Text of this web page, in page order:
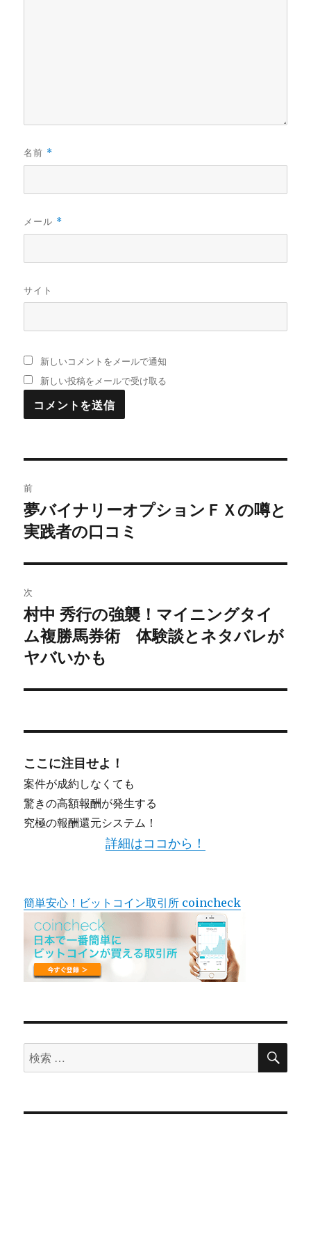
名前 *
メール *
サイト
新しいコメントをメールで通知
新しい投稿をメールで受け取る
稿
ナ
ビ
ゲ
ー
シ
前
過
去
投
稿:
夢バイナリーオプションＦＸの噂と
実践者の口コミ
次
次
の
投
村中 秀行の強襲！マイニングタイ
ム複勝馬券術 体験談とネタバレが
ヤバいかも
ここに注目せよ！
案件が成約しなくても
驚きの高額報酬が発生する
究極の報酬還元システム！
詳細はココから！
簡単安心！ビットコイン取引所 coincheck
検
索
象:
検